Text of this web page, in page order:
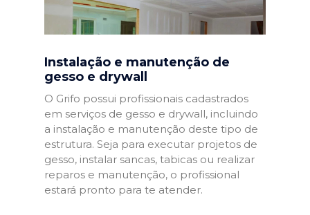
Instalação e manutenção de
gesso e drywall
O Grifo possui profissionais cadastrados
em serviços de gesso e drywall, incluindo
a instalação e manutenção deste tipo de
estrutura. Seja para executar projetos de
gesso, instalar sancas, tabicas ou realizar
reparos e manutenção, o profissional
estará pronto para te atender.